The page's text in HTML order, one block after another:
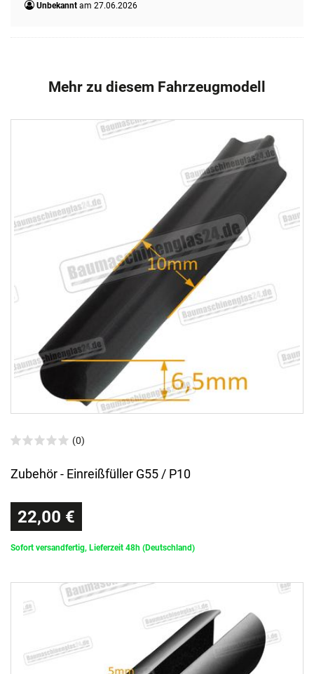
Unbekannt 27.06.2026
Mehr zu diesem Fahrzeugmodell
(0)
Zubehör - Einreißfüller G55 / P10
22,00 €
Sofort versandfertig, Lieferzeit 48h (Deutschland)